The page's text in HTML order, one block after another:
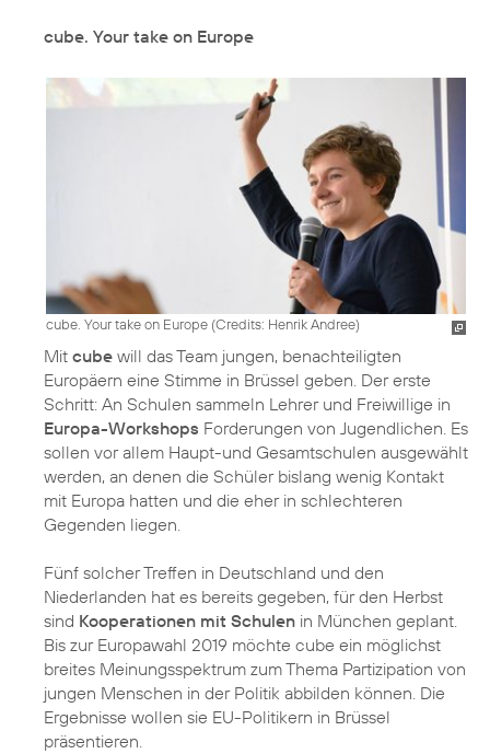
cube. Your take on Europe
cube. Your take on Europe (Credits: Henrik Andree)
Mit cube will das Team jungen, benachteiligten
Europäern eine Stimme in Brüssel geben. Der erste
Schritt: An Schulen sammeln Lehrer und Freiwillige in
Europa-Workshops Forderungen von Jugendlichen. Es
sollen vor allem Haupt-und Gesamtschulen ausgewählt
werden, an denen die Schüler bislang wenig Kontakt
mit Europa hatten und die eher in schlechteren
Gegenden liegen.
Fünf solcher Treffen in Deutschland und den
Niederlanden hat es bereits gegeben, für den Herbst
sind Kooperationen mit Schulen in München geplant.
Bis zur Europawahl 2019 möchte cube ein möglichst
breites Meinungsspektrum zum Thema Partizipation von
jungen Menschen in der Politik abbilden können. Die
Ergebnisse wollen sie EU-Politikern in Brüssel
präsentieren.